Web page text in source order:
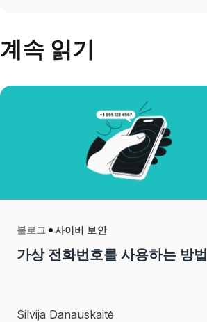
계속 읽기
블로그 사이버 보안
가상 전화번호를 사용하는 방법
Silvija Danauskaitė